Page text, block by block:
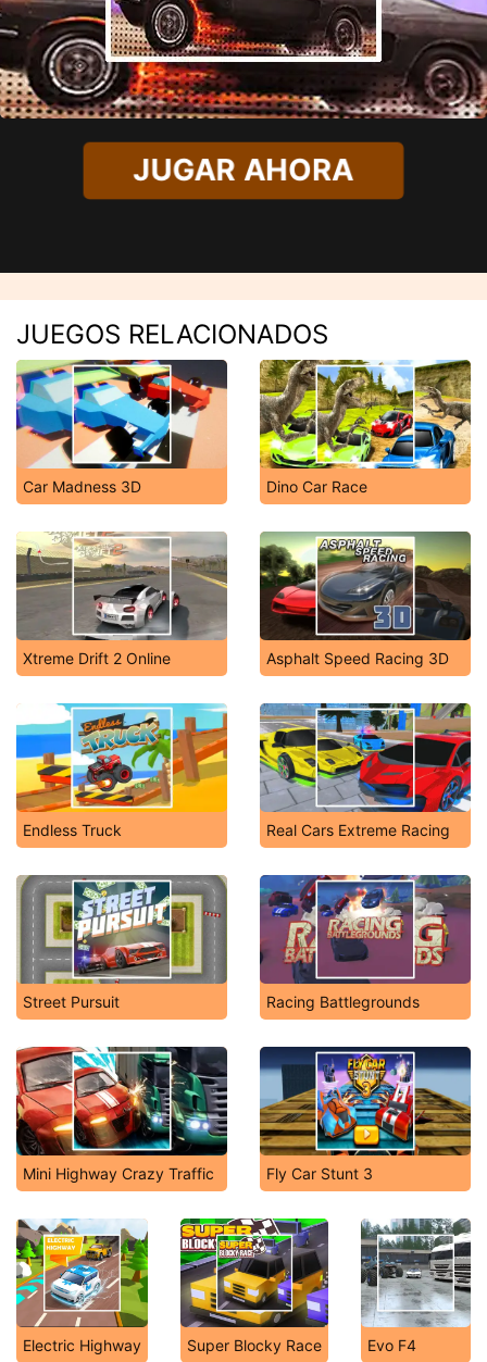
JUGAR AHORA
JUEGOS RELACIONADOS
Car Madness 3D Dino Car Race
Xtreme Drift 2 Online Asphalt Speed Racing 3D
Endless Truck Real Cars Extreme Racing
Street Pursuit Racing Battlegrounds
Mini Highway Crazy Traffic Fly Car Stunt 3
Electric Highway Super Blocky Race Evo F4